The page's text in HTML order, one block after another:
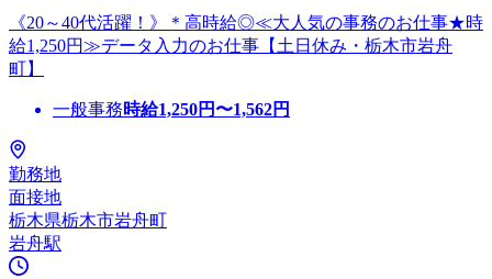
《20～40代活躍！》＊高時給◎≪大人気の事務のお仕事★時
給1,250円≫データ入力のお仕事【土日休み・栃木市岩舟
町】
一般事務時給1,250円〜1,562円
勤務地
面接地
栃木県栃木市岩舟町
岩舟駅